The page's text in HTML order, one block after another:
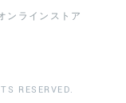
ンラインストア
RESERVED.